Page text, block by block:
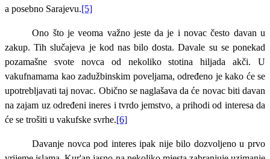
a posebno Sarajevu.[5]
Ono što je veoma važno jeste da je i novac često davan u
zakup. Tih slučajeva je kod nas bilo dosta. Davale su se ponekad
pozamašne svote novca od nekoliko stotina hiljada akči. U
vakufnamama kao zadužbinskim poveljama, određeno je kako će se
upotrebljavati taj novac. Obično se naglašava da će novac biti davan
na zajam uz određeni ineres i tvrdo jemstvo, a prihodi od interesa da
će se trošiti u vakufske svrhe.[6]
Davanje novca pod interes ipak nije bilo dozvoljeno u prvo